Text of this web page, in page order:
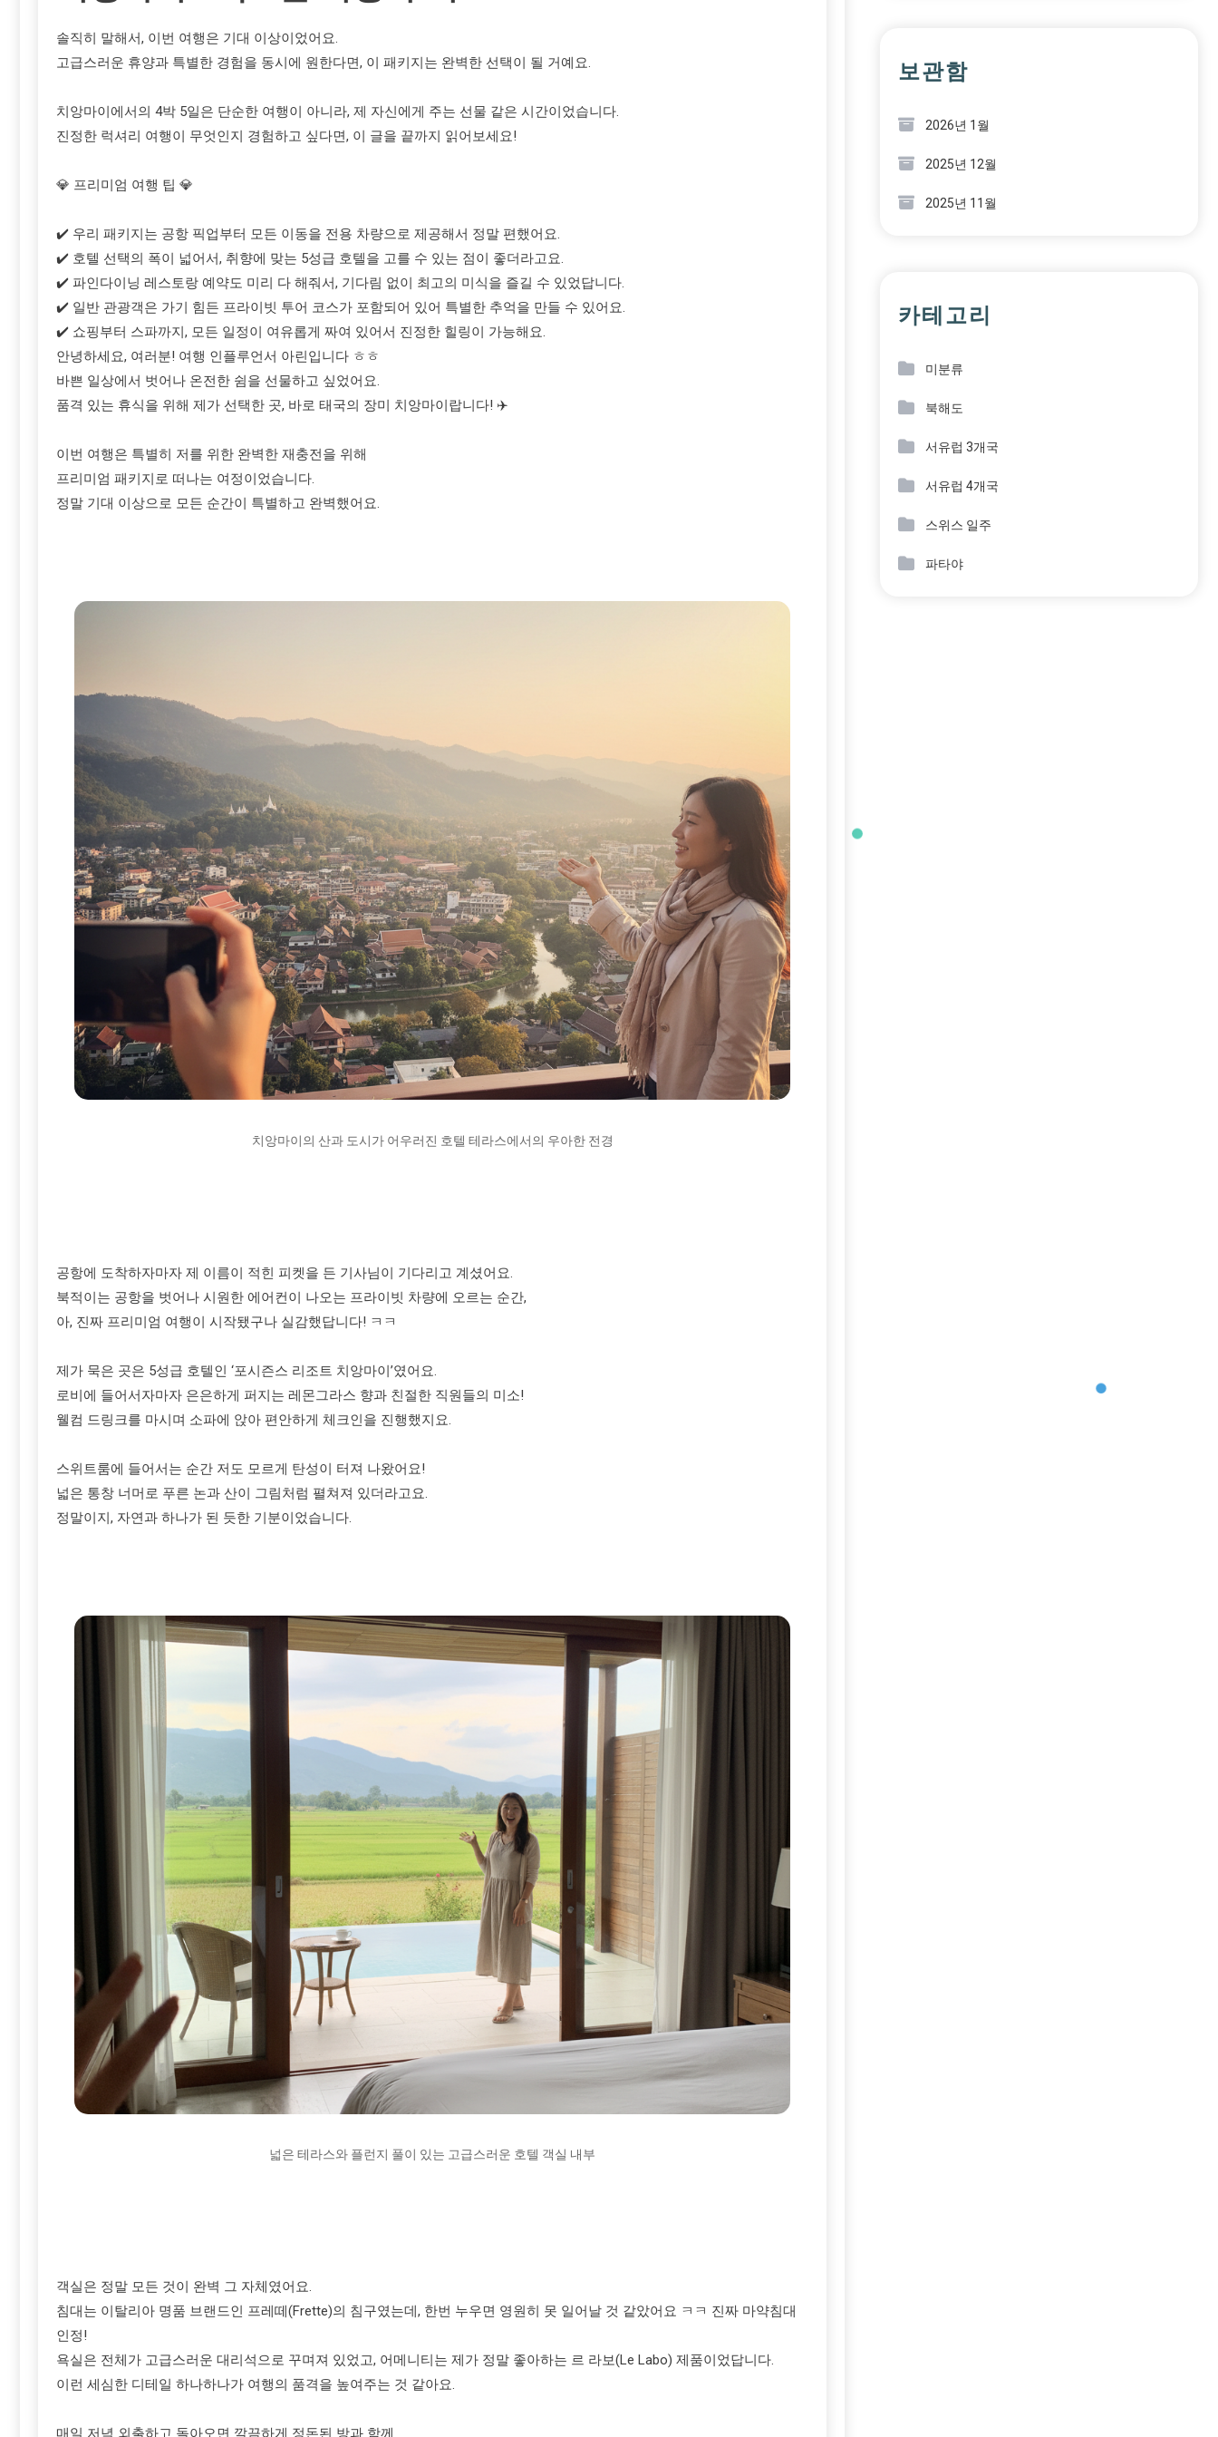
솔직히 말해서, 이번 여행은 기대 이상이었어요.
고급스러운 휴양과 특별한 경험을 동시에 원한다면, 이 패키지는 완벽한 선택이 될 거예요.
치앙마이에서의 4박 5일은 단순한 여행이 아니라, 제 자신에게 주는 선물 같은 시간이었습니다.
진정한 럭셔리 여행이 무엇인지 경험하고 싶다면, 이 글을 끝까지 읽어보세요!
💎 프리미엄 여행 팁 💎
✔️ 우리 패키지는 공항 픽업부터 모든 이동을 전용 차량으로 제공해서 정말 편했어요.
✔️ 호텔 선택의 폭이 넓어서, 취향에 맞는 5성급 호텔을 고를 수 있는 점이 좋더라고요.
✔️ 파인다이닝 레스토랑 예약도 미리 다 해줘서, 기다림 없이 최고의 미식을 즐길 수 있었답니다.
✔️ 일반 관광객은 가기 힘든 프라이빗 투어 코스가 포함되어 있어 특별한 추억을 만들 수 있어요.
✔️ 쇼핑부터 스파까지, 모든 일정이 여유롭게 짜여 있어서 진정한 힐링이 가능해요.
안녕하세요, 여러분! 여행 인플루언서 아린입니다 ㅎㅎ
바쁜 일상에서 벗어나 온전한 쉼을 선물하고 싶었어요.
품격 있는 휴식을 위해 제가 선택한 곳, 바로 태국의 장미 치앙마이랍니다! ✈️
이번 여행은 특별히 저를 위한 완벽한 재충전을 위해
프리미엄 패키지로 떠나는 여정이었습니다.
정말 기대 이상으로 모든 순간이 특별하고 완벽했어요.
치앙마이의 산과 도시가 어우러진 호텔 테라스에서의 우아한 전경
공항에 도착하자마자 제 이름이 적힌 피켓을 든 기사님이 기다리고 계셨어요.
북적이는 공항을 벗어나 시원한 에어컨이 나오는 프라이빗 차량에 오르는 순간,
아, 진짜 프리미엄 여행이 시작됐구나 실감했답니다! ㅋㅋ
제가 묵은 곳은 5성급 호텔인 ‘포시즌스 리조트 치앙마이’였어요.
로비에 들어서자마자 은은하게 퍼지는 레몬그라스 향과 친절한 직원들의 미소!
웰컴 드링크를 마시며 소파에 앉아 편안하게 체크인을 진행했지요.
스위트룸에 들어서는 순간 저도 모르게 탄성이 터져 나왔어요!
넓은 통창 너머로 푸른 논과 산이 그림처럼 펼쳐져 있더라고요.
정말이지, 자연과 하나가 된 듯한 기분이었습니다.
넓은 테라스와 플런지 풀이 있는 고급스러운 호텔 객실 내부
객실은 정말 모든 것이 완벽 그 자체였어요.
침대는 이탈리아 명품 브랜드인 프레떼(Frette)의 침구였는데, 한번 누우면 영원히 못 일어날 것 같았어요 ㅋㅋ 진짜 마약침대
인정!
욕실은 전체가 고급스러운 대리석으로 꾸며져 있었고, 어메니티는 제가 정말 좋아하는 르 라보(Le Labo) 제품이었답니다.
이런 세심한 디테일 하나하나가 여행의 품격을 높여주는 것 같아요.
매일 저녁 외출하고 돌아오면 깔끔하게 정돈된 방과 함께
보관함
2026년 1월
2025년 12월
2025년 11월
카테고리
미분류
북해도
서유럽 3개국
서유럽 4개국
스위스 일주
파타야